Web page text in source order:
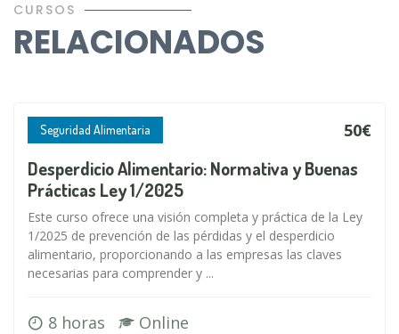
CURSOS
RELACIONADOS
Seguridad Alimentaria 50€
Desperdicio Alimentario: Normativa y Buenas
Prácticas Ley 1/2025
Este curso ofrece una visión completa y práctica de la Ley
1/2025 de prevención de las pérdidas y el desperdicio
alimentario, proporcionando a las empresas las claves
necesarias para comprender y ...
8 horas Online